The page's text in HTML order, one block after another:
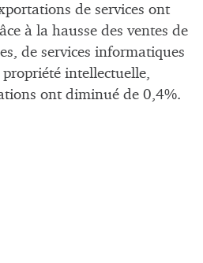
de services ont
à la hausse des ventes de
de services informatiques
propriété intellectuelle,
ont diminué de 0,4%.